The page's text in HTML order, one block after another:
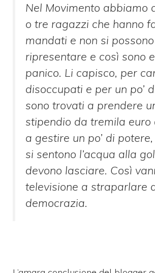
Nel Movimento abbiamo
o tre ragazzi che hanno
mandati e non si
ripresentare e così sono
panico. Li capisco, per
disoccupati e per un po’
sono trovati a prendere
stipendio da tremila euro
a gestire un po’ di
si sentono l’acqua alla
devono lasciare. Così
televisione a straparlare
democrazia.